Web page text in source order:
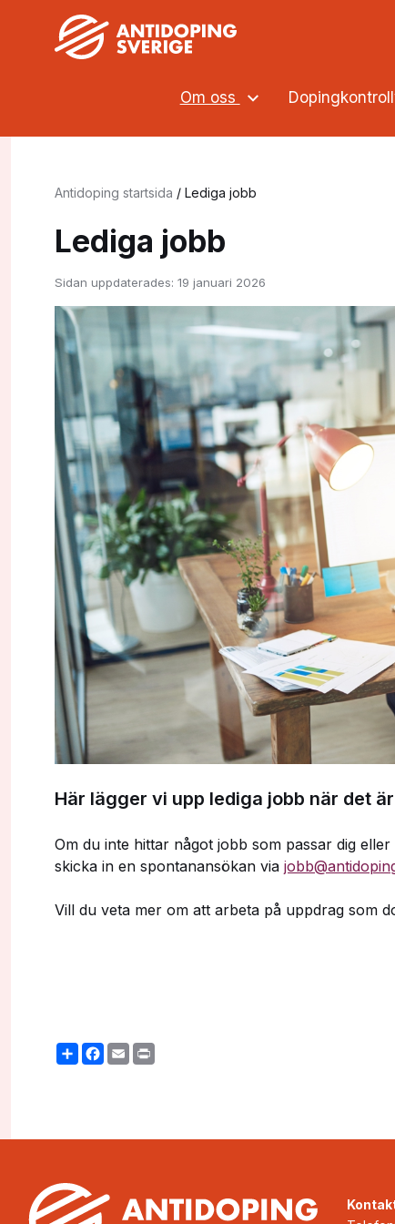
Om oss
Antidoping startsida / Lediga jobb
Lediga jobb
Sidan uppdaterades: 19 januari 2026
Här lägger vi upp lediga jobb när det
Om du inte hittar något jobb som passar dig
skicka in en spontanansökan via
Vill du veta mer om att arbeta på uppdrag som
ShareFacebook
Email